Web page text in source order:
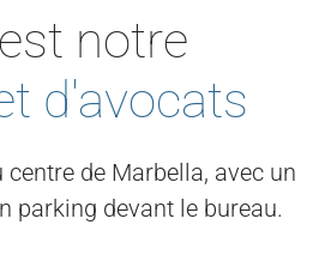
notre
d'avocats
de Marbella, avec un
parking devant le bureau.